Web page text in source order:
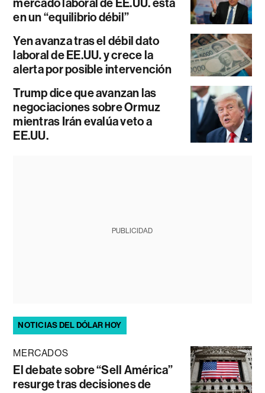
en un “equilibrio débil”
Yen avanza tras el débil dato
laboral de EE.UU. y crece la
alerta por posible intervención
Trump dice que avanzan las
negociaciones sobre Ormuz
mientras Irán evalúa veto a
EE.UU.
PUBLICIDAD
NOTICIAS DEL DÓLAR HOY
MERCADOS
El debate sobre “Sell América”
resurge tras decisiones de